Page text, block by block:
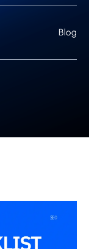
Blog